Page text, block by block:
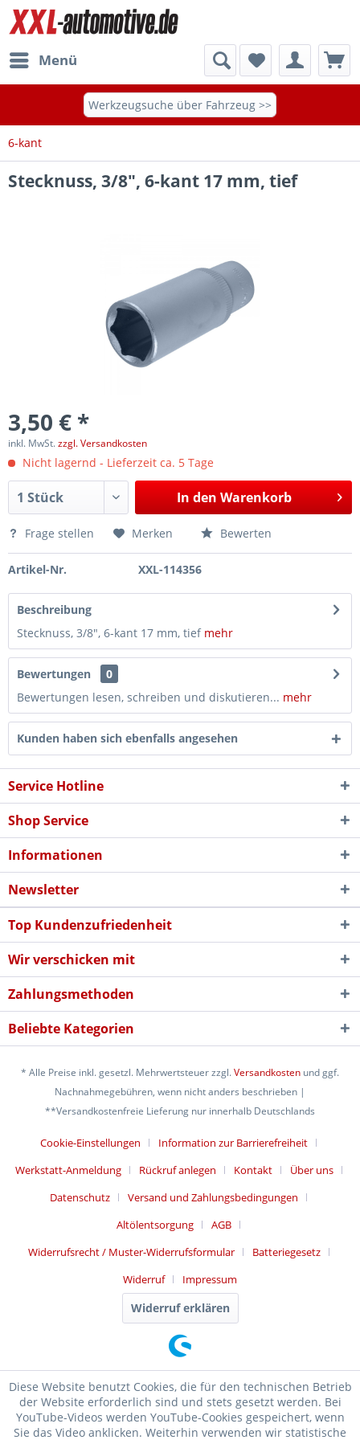
Menü
Werkzeugsuche über Fahrzeug >>
6-kant
Stecknuss, 3/8", 6-kant 17 mm, tief
3,50 € *
inkl. MwSt.zzgl. Versandkosten
Nicht lagernd - Lieferzeit ca. 5 Tage
In den Warenkorb
Frage stellen Merken Bewerten
Artikel-Nr. XXL-114356
Beschreibung
Stecknuss, 3/8", 6-kant 17 mm, tiefmehr
Bewertungen
0
Bewertungen lesen, schreiben und diskutieren... mehr
Kunden haben sich ebenfalls angesehen
Service Hotline
Shop Service
Informationen
Newsletter
Top Kundenzufriedenheit
Wir verschicken mit
Zahlungsmethoden
Beliebte Kategorien
* Alle Preise inkl. gesetzl. Mehrwertsteuer zzgl.Versandkosten und ggf.
Nachnahmegebühren, wenn nicht anders beschrieben |
**Versandkostenfreie Lieferung nur innerhalb Deutschlands
Cookie-Einstellungen
Information zur Barrierefreiheit
Werkstatt-Anmeldung
Rückruf anlegen Kontakt
Über uns
Datenschutz
Versand und Zahlungsbedingungen
Altölentsorgung
AGB
Widerrufsrecht / Muster-Widerrufsformular
Batteriegesetz
Widerruf
Impressum
Widerruf erklären
Diese Website benutzt Cookies, die für den technischen Betrieb
der Website erforderlich sind und stets gesetzt werden. Bei
YouTube-Videos werden YouTube-Cookies gespeichert, wenn
Sie das Video anklicken. Weiterhin verwenden wir statistische